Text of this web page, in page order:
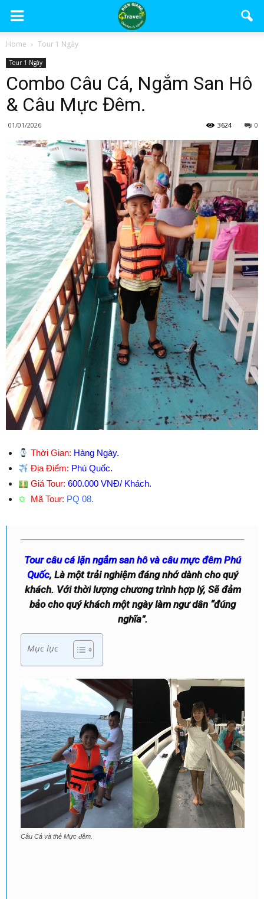
Home Tour 1 Ngày
Tour 1 Ngày
Combo Câu Cá, Ngắm San Hô
& Câu Mực Đêm.
01/01/2026 0
3624
Thời Gian: Hàng Ngày.
Địa Điểm: Phú Quốc.
Giá Tour: 600.000 VNĐ/ Khách.
✩ Mã Tour: PQ 08.
Tour câu cá lặn ngắm san hô và câu mực đêm Phú
Quốc, Là một trải nghiệm đáng nhớ dành cho quý
khách. Với thời lượng chương trình hợp lý, Sẽ đảm
bảo cho quý khách một ngày làm ngư dân “đúng
nghĩa”.
Mục lục
Câu Cá và thẻ Mực đêm.